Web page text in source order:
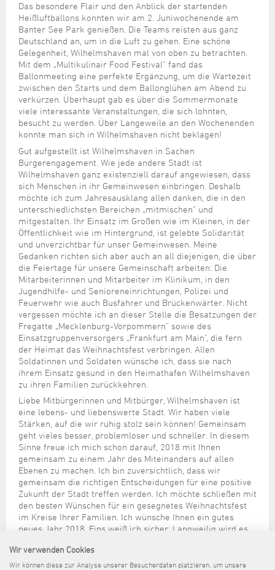
Das besondere Flair und den Anblick der startenden
Heißluftballons konnten wir am 2. Juniwochenende am
Banter See Park genießen. Die Teams reisten aus ganz
Deutschland an, um in die Luft zu gehen. Eine schöne
Gelegenheit, Wilhelmshaven mal von oben zu betrachten.
Mit dem „Multikulinair Food Festival" fand das
Ballonmeeting eine perfekte Ergänzung, um die Wartezeit
zwischen den Starts und dem Ballonglühen am Abend zu
verkürzen. Überhaupt gab es über die Sommermonate
viele interessante Veranstaltungen, die sich lohnten,
besucht zu werden. Über Langeweile an den Wochenenden
konnte man sich in Wilhelmshaven nicht beklagen!
Gut aufgestellt ist Wilhelmshaven in Sachen
Bürgerengagement. Wie jede andere Stadt ist
Wilhelmshaven ganz existenziell darauf angewiesen, dass
sich Menschen in ihr Gemeinwesen einbringen. Deshalb
möchte ich zum Jahresausklang allen danken, die in den
unterschiedlichsten Bereichen „mitmischen" und
mitgestalten. Ihr Einsatz im Großen wie im Kleinen, in der
Öffentlichkeit wie im Hintergrund, ist gelebte Solidarität
und unverzichtbar für unser Gemeinwesen. Meine
Gedanken richten sich aber auch an all diejenigen, die über
die Feiertage für unsere Gemeinschaft arbeiten: Die
Mitarbeiterinnen und Mitarbeiter im Klinikum, in den
Jugendhilfe- und Senioreneinrichtungen, Polizei und
Feuerwehr wie auch Busfahrer und Brückenwärter. Nicht
vergessen möchte ich an dieser Stelle die Besatzungen der
Fregatte „Mecklenburg-Vorpommern" sowie des
Einsatzgruppenversorgers „Frankfurt am Main", die fern
der Heimat das Weihnachtsfest verbringen. Allen
Soldatinnen und Soldaten wünsche ich, dass sie nach
ihrem Einsatz gesund in den Heimathafen Wilhelmshaven
zu ihren Familien zurückkehren.
Liebe Mitbürgerinnen und Mitbürger, Wilhelmshaven ist
eine lebens- und liebenswerte Stadt. Wir haben viele
Stärken, auf die wir ruhig stolz sein können! Gemeinsam
geht vieles besser, problemloser und schneller. In diesem
Sinne freue ich mich schon darauf, 2018 mit Ihnen
gemeinsam zu einem Jahr des Miteinanders auf allen
Ebenen zu machen. Ich bin zuversichtlich, dass wir
gemeinsam die richtigen Entscheidungen für eine positive
Zukunft der Stadt treffen werden. Ich möchte schließen mit
den besten Wünschen für ein gesegnetes Weihnachtsfest
im Kreise Ihrer Familien. Ich wünsche Ihnen ein gutes
neues Jahr 2018. Eins weiß ich sicher: Langweilig wird es
Wir verwenden Cookies
Wir können diese zur Analyse unserer Besucherdaten platzieren, um unsere